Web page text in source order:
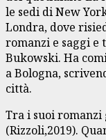
le sedi di New
Londra, dove
romanzi e saggi e
Bukowski. Ha
a Bologna,
città.
Tra i suoi
(Rizzoli,2019).